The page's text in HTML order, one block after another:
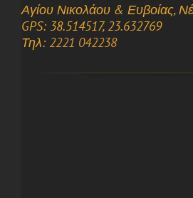
Αγίου Νικολάου & Ευβοίας,
GPS: 38.514517, 23.632769
Τηλ: 2221 042238